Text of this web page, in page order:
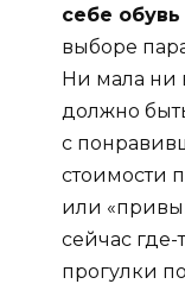
себе
выборе
Ни мала ни
должно
с
стоимости
или
сейчас
прогулки